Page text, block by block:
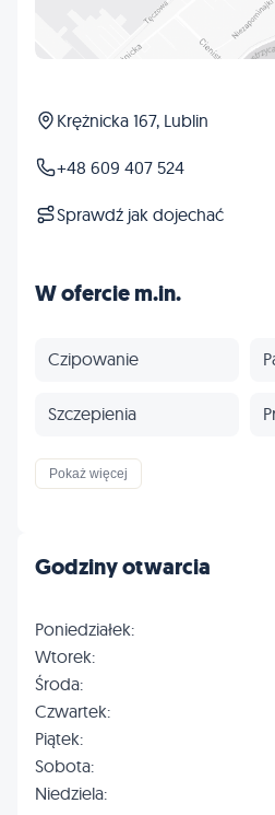
Krężnicka 167, Lublin
+48 609 407 524
Sprawdź jak dojechać
W ofercie m.in.
Czipowanie
Szczepienia
Inne
Pokaż więcej
Godziny otwarcia
Poniedziałek:
Wtorek:
Środa:
Czwartek:
Piątek:
Sobota:
Niedziela: